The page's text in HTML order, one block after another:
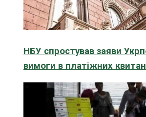
НБУ спростував заяви
вимоги в платіжних